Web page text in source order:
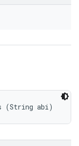
(String abi)